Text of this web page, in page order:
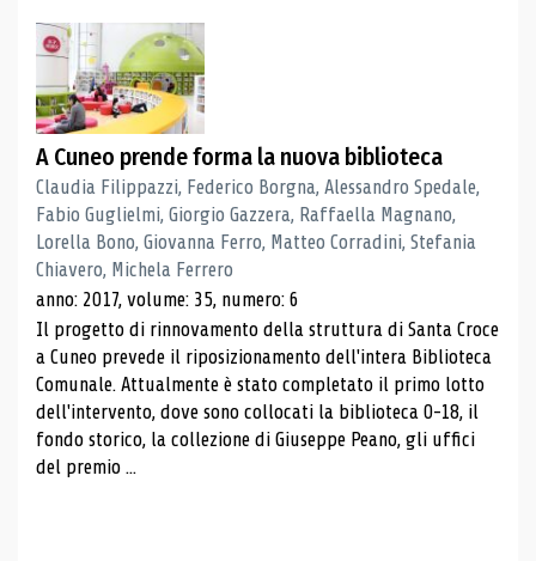
A Cuneo prende forma la nuova biblioteca
Claudia Filippazzi, Federico Borgna, Alessandro Spedale,
Fabio Guglielmi, Giorgio Gazzera, Raffaella Magnano,
Lorella Bono, Giovanna Ferro, Matteo Corradini, Stefania
Chiavero, Michela Ferrero
anno: 2017, volume: 35, numero: 6
Il progetto di rinnovamento della struttura di Santa Croce
a Cuneo prevede il riposizionamento dell'intera Biblioteca
Comunale. Attualmente è stato completato il primo lotto
dell'intervento, dove sono collocati la biblioteca 0-18, il
fondo storico, la collezione di Giuseppe Peano, gli uffici
del premio ...